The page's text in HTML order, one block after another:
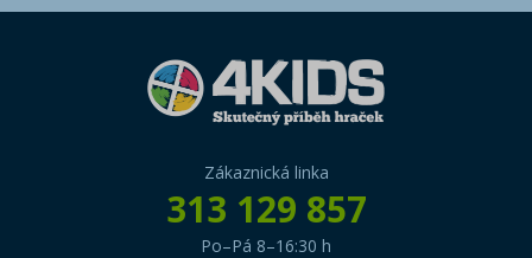
Zákaznická linka
313 129 857
Po–Pá 8–16:30 h